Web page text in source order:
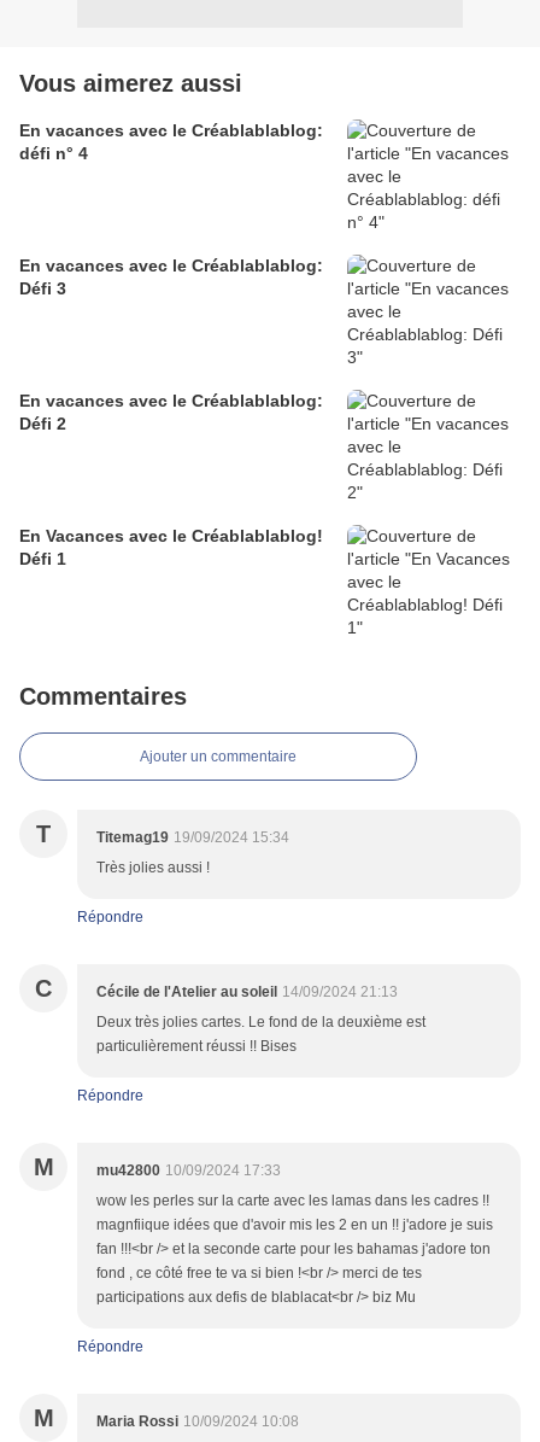
Vous aimerez aussi
En vacances avec le Créablablablog:
défi n° 4
En vacances avec le Créablablablog:
Défi 3
En vacances avec le Créablablablog:
Défi 2
En Vacances avec le Créablablablog!
Défi 1
Commentaires
Ajouter un commentaire
T Titemag19 19/09/2024 15:34
Très jolies aussi !
Répondre
C Cécile de l'Atelier au soleil 14/09/2024 21:13
Deux très jolies cartes. Le fond de la deuxième est
particulièrement réussi !! Bises
Répondre
M mu42800 10/09/2024 17:33
wow les perles sur la carte avec les lamas dans les cadres !!
magnfiique idées que d'avoir mis les 2 en un !! j'adore je suis
fan !!!<br /> et la seconde carte pour les bahamas j'adore ton
fond , ce côté free te va si bien !<br /> merci de tes
participations aux defis de blablacat<br /> biz Mu
Répondre
M Maria Rossi 10/09/2024 10:08